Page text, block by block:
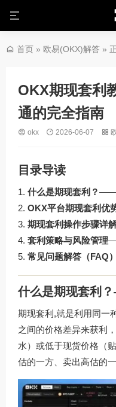
首页 » 欧易(OKX)解答 »
OKX期现套利
通的完全指南
okx 2026-06-07
目录导读
什么是期现套利？——
OKX平台期现套利优
期现套利操作步骤详
套利策略与风险管理
常见问题解答（FAQ）
什么是期现套利
期现套利,就是利用同一
之间的价格差异来获利
水）或低于现货价格（
估的一方、卖出高估的